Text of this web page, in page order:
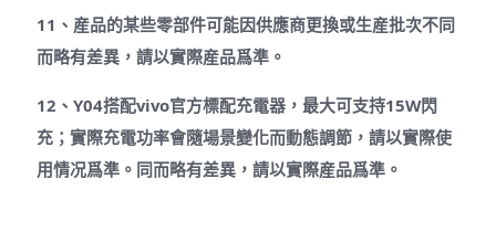
11、産品的某些零部件可能因供應商更換或生産批次不同
而略有差異，請以實際産品爲準。
12、Y04搭配vivo官方標配充電器，最大可支持15W閃
充；實際充電功率會隨場景變化而動態調節，請以實際使
用情况爲準。同而略有差異，請以實際産品爲準。